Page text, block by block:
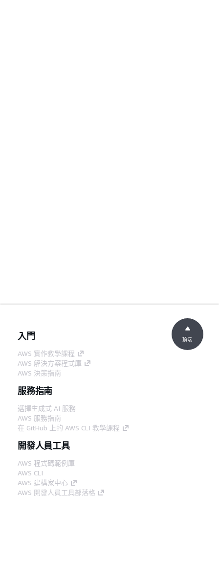
入門
AWS 實作教學課程
AWS 解決方案程式庫
AWS 決策指南
服務指南
選擇生成式 AI 服務
AWS 服務指南
在 GitHub 上的 AWS CLI 教學課程
開發人員工具
AWS 程式碼範例庫
AWS CLI
AWS 建構家中心
AWS 開發人員工具部落格
頂端